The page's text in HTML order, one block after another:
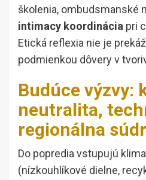
školenia, ombudsmanské
intimacy koordinácia pri
Etická reflexia nie je
podmienkou dôvery v
Budúce výzvy:
neutralita,
regionálna
Do popredia vstupujú
(nízkouhlíkové dielne,